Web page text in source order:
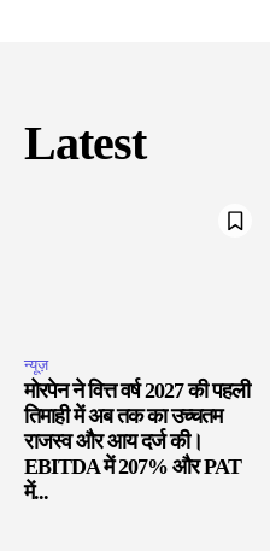
Latest
न्यूज़
मोरपेन ने वित्त वर्ष 2027 की पहली
तिमाही में अब तक का उच्चतम
राजस्व और आय दर्ज की।
EBITDA में 207% और PAT
में...